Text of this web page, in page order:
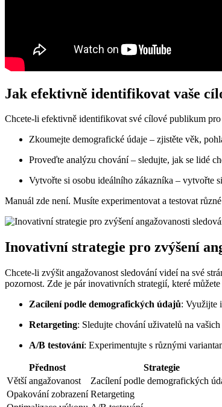
Jak efektivně identifikovat vaše
Chcete-li efektivně identifikovat své cílové publikum
Zkoumejte demografické údaje – zjistěte věk,
Proveďte analýzu chování – sledujte, jak se lidé
Vytvořte si osobu ideálního zákazníka – vytvořte
Manuál zde není. Musíte experimentovat a testovat
Inovativní strategie pro zvýšení
Chcete-li zvýšit angažovanost sledování videí na své
pozornost. Zde je pár inovativních strategií, které
Zacílení podle demografických údajů: Využijte
Retargeting: Sledujte chování uživatelů na
A/B testování: Experimentujte s různými
Přednost
Strategie
Větší angažovanost
Zacílení podle demografických
Opakování zobrazení Retargeting